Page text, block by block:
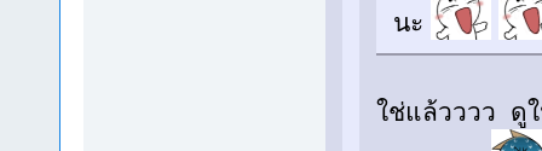
นะ
ใช่แล้วววว ดูใ